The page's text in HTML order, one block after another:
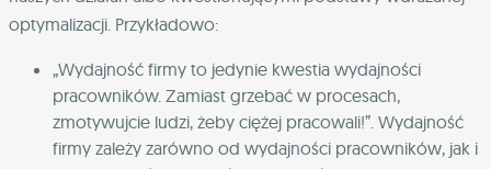
optymalizacji. Przykładowo:
„Wydajność firmy to jedynie kwestia wydajności
pracowników. Zamiast grzebać w procesach,
zmotywujcie ludzi, żeby ciężej pracowali!”. Wydajność
firmy zależy zarówno od wydajności pracowników, jak i